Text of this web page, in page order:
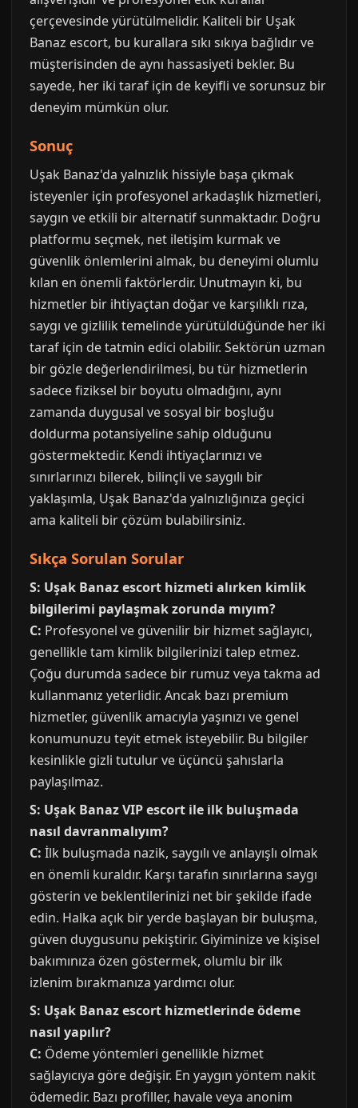
çerçevesinde yürütülmelidir. Kaliteli bir Uşak
Banaz escort, bu kurallara sıkı sıkıya bağlıdır ve
müşterisinden de aynı hassasiyeti bekler. Bu
sayede, her iki taraf için de keyifli ve sorunsuz bir
deneyim mümkün olur.
Sonuç
Uşak Banaz'da yalnızlık hissiyle başa çıkmak
isteyenler için profesyonel arkadaşlık hizmetleri,
saygın ve etkili bir alternatif sunmaktadır. Doğru
platformu seçmek, net iletişim kurmak ve
güvenlik önlemlerini almak, bu deneyimi olumlu
kılan en önemli faktörlerdir. Unutmayın ki, bu
hizmetler bir ihtiyaçtan doğar ve karşılıklı rıza,
saygı ve gizlilik temelinde yürütüldüğünde her iki
taraf için de tatmin edici olabilir. Sektörün uzman
bir gözle değerlendirilmesi, bu tür hizmetlerin
sadece fiziksel bir boyutu olmadığını, aynı
zamanda duygusal ve sosyal bir boşluğu
doldurma potansiyeline sahip olduğunu
göstermektedir. Kendi ihtiyaçlarınızı ve
sınırlarınızı bilerek, bilinçli ve saygılı bir
yaklaşımla, Uşak Banaz'da yalnızlığınıza geçici
ama kaliteli bir çözüm bulabilirsiniz.
Sıkça Sorulan Sorular
S: Uşak Banaz escort hizmeti alırken kimlik
bilgilerimi paylaşmak zorunda mıyım?
C: Profesyonel ve güvenilir bir hizmet sağlayıcı,
genellikle tam kimlik bilgilerinizi talep etmez.
Çoğu durumda sadece bir rumuz veya takma ad
kullanmanız yeterlidir. Ancak bazı premium
hizmetler, güvenlik amacıyla yaşınızı ve genel
konumunuzu teyit etmek isteyebilir. Bu bilgiler
kesinlikle gizli tutulur ve üçüncü şahıslarla
paylaşılmaz.
S: Uşak Banaz VIP escort ile ilk buluşmada
nasıl davranmalıyım?
C: İlk buluşmada nazik, saygılı ve anlayışlı olmak
en önemli kuraldır. Karşı tarafın sınırlarına saygı
gösterin ve beklentilerinizi net bir şekilde ifade
edin. Halka açık bir yerde başlayan bir buluşma,
güven duygusunu pekiştirir. Giyiminize ve kişisel
bakımınıza özen göstermek, olumlu bir ilk
izlenim bırakmanıza yardımcı olur.
S: Uşak Banaz escort hizmetlerinde ödeme
nasıl yapılır?
C: Ödeme yöntemleri genellikle hizmet
sağlayıcıya göre değişir. En yaygın yöntem nakit
ödemedir. Bazı profiller, havale veya anonim